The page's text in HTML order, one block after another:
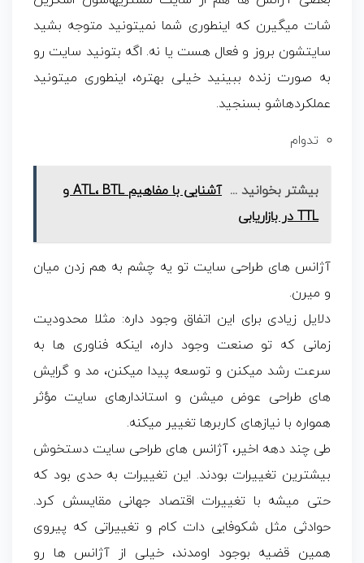
شات میگیرن که اینطوری شما نمیتونید متوجه بشید
سایتشون بروز و فعال هست یا نه. اگه بتونید سایت رو
به صورت زنده ببینید خیلی بهتره، اینطوری میتونید
عملکردهاشو بسنجید.
تدوام
بیشتر بخوانید ...
آشنایی با مفاهیم ATL، BTL و
TTL در بازاریابی
آژانس های طراحی سایت تو یه چشم به هم زدن میان
و میرن.
دلایل زیادی برای این اتفاق وجود داره: مثلا محدودیت
زمانی که تو صنعت وجود داره، اینکه فناوری ها به
سرعت رشد میکنن و توسعه پیدا میکنن، مد و گرایش
های طراحی عوض میشن و استاندارهای سایت مؤثر
همواره با نیازهای کاربرها تغییر میکنه.
طی چند دهه اخیر، آژانس های طراحی سایت دستخوش
بیشترین تغییرات بودند. این تغییرات به حدی بود که
حتی میشه با تغییرات اقتصاد جهانی مقایسش کرد.
حوادثی مثل شکوفایی دات کام و تغییراتی که پیروی
همین قضیه بوجود اومدند، خیلی از آژانس ها رو